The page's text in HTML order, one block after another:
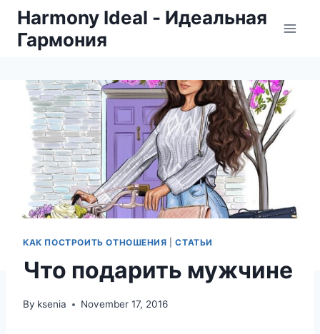
Skip
content
Harmony Ideal - Идеальная
Гармония
КАК ПОСТРОИТЬ ОТНОШЕНИЯ |СТАТЬИ
Что подарить мужчине
By ksenia November 17, 2016